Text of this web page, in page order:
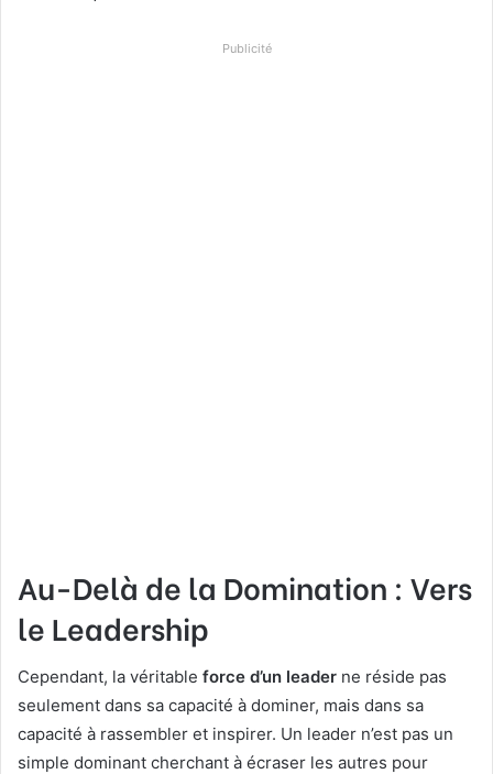
Publicité
Au-Delà de la Domination : Vers
le Leadership
Cependant, la véritable force d’un leader ne réside pas
seulement dans sa capacité à dominer, mais dans sa
capacité à rassembler et inspirer. Un leader n’est pas un
simple dominant cherchant à écraser les autres pour